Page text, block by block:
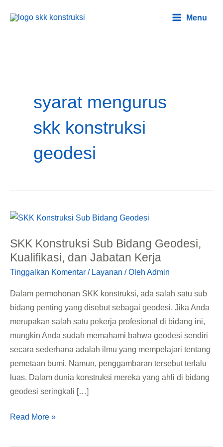
Menu
syarat mengurus
skk konstruksi
geodesi
SKK Konstruksi Sub Bidang Geodesi,
Kualifikasi, dan Jabatan Kerja
Tinggalkan Komentar / Layanan / Oleh Admin
Dalam permohonan SKK konstruksi, ada salah satu sub
bidang penting yang disebut sebagai geodesi. Jika Anda
merupakan salah satu pekerja profesional di bidang ini,
mungkin Anda sudah memahami bahwa geodesi sendiri
secara sederhana adalah ilmu yang mempelajari tentang
pemetaan bumi. Namun, penggambaran tersebut terlalu
luas. Dalam dunia konstruksi mereka yang ahli di bidang
geodesi seringkali […]
SKK
Sub
Bidang
Geodesi,
Jabatan
Read More »